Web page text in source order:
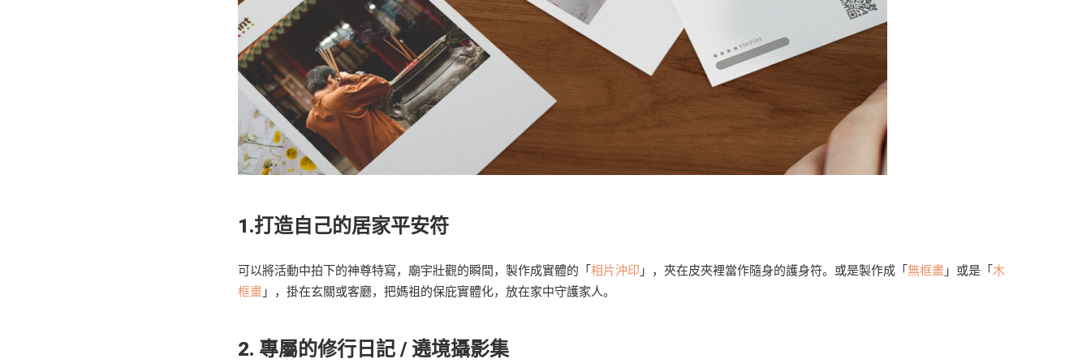
1.打造自己的居家平安符
可以將活動中拍下的神尊特寫，廟宇壯觀的瞬間，製作成實體的「 相片沖印 」，夾在皮夾裡當作隨身的護身符。或是製作成「 無框畫」或是「 木
框畫」，掛在玄關或客廳，把媽祖的保庇實體化，放在家中守護家人。
2. 專屬的修行日記 / 遶境攝影集